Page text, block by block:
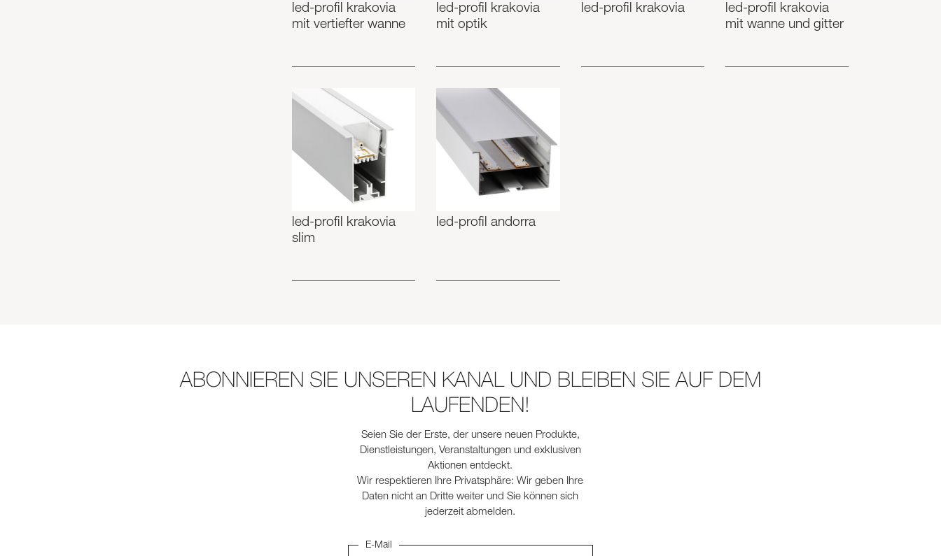
led-profil krakovia
mit vertiefter wanne
led-profil krakovia
mit optik
led-profil krakovia
led-profil krakovia
mit wanne und gitter
led-profil krakovia
slim
led-profil andorra
ABONNIEREN SIE UNSEREN KANAL UND BLEIBEN SIE AUF DEM
LAUFENDEN!
Seien Sie der Erste, der unsere neuen Produkte,
Dienstleistungen, Veranstaltungen und exklusiven
Aktionen entdeckt.
Wir respektieren Ihre Privatsphäre: Wir geben Ihre
Daten nicht an Dritte weiter und Sie können sich
jederzeit abmelden.
E-Mail